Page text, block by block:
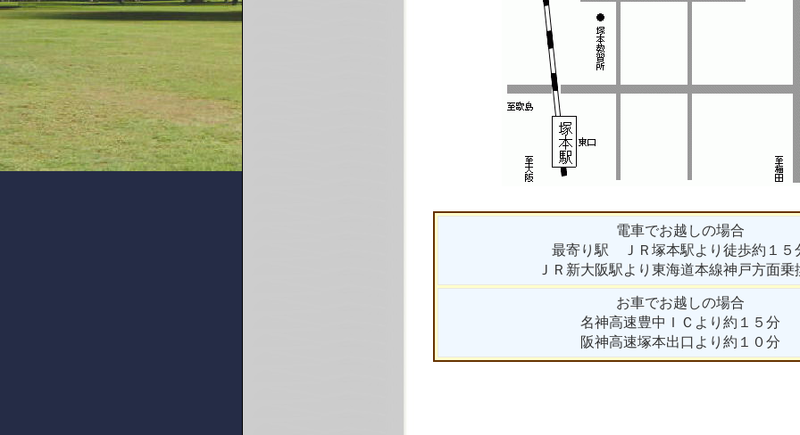
電車でお越しの場合
最寄り駅 ＪＲ塚本駅より徒歩約１５
ＪＲ新大阪駅より東海道本線神戸方面乗
お車でお越しの場合
名神高速豊中ＩＣより約１５分
阪神高速塚本出口より約１０分